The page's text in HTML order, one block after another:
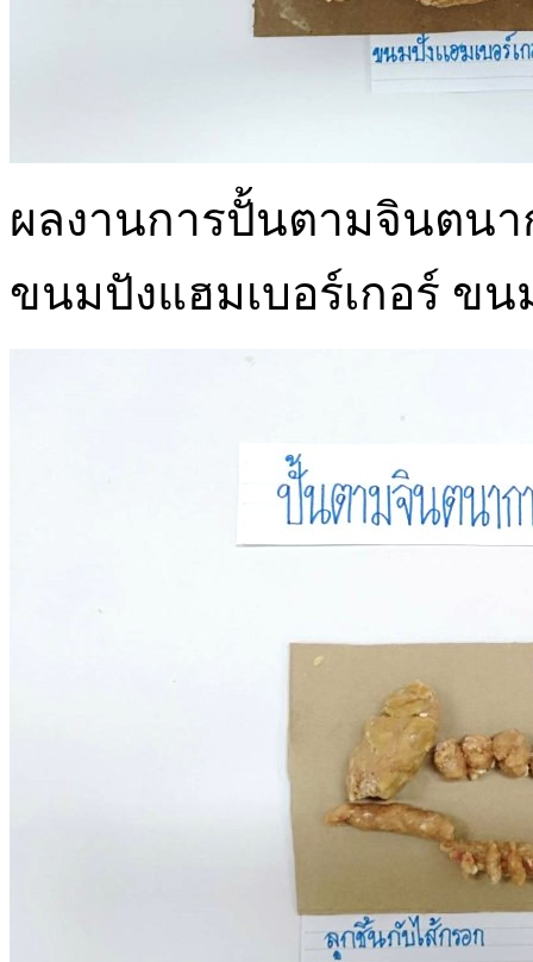
ผลงานการปั้นตามจินตนา
ขนมปังแฮมเบอร์เกอร์ ข